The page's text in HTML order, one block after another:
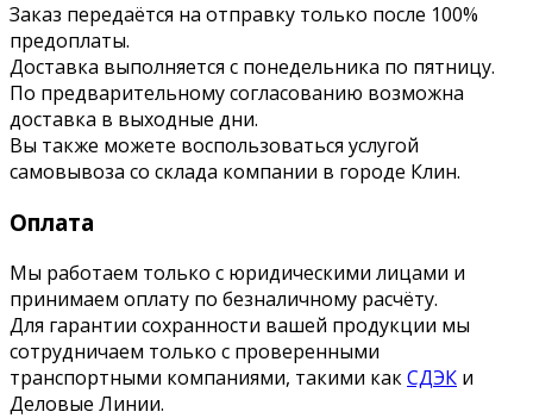
Заказ передаётся на отправку только после 100%
предоплаты.
Доставка выполняется с понедельника по пятницу.
По предварительному согласованию возможна
доставка в выходные дни.
Вы также можете воспользоваться услугой
самовывоза со склада компании в городе Клин.
Оплата
Мы работаем только с юридическими лицами и
принимаем оплату по безналичному расчёту.
Для гарантии сохранности вашей продукции мы
сотрудничаем только с проверенными
транспортными компаниями, такими какСДЭК и
Деловые Линии.